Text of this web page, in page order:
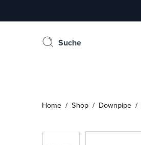
Suche
Home / Shop / Downpipe /